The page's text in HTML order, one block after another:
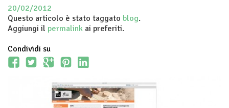
20/02/2012
Questo articolo è stato taggato blog.
Aggiungi il permalink ai preferiti.
Condividi su